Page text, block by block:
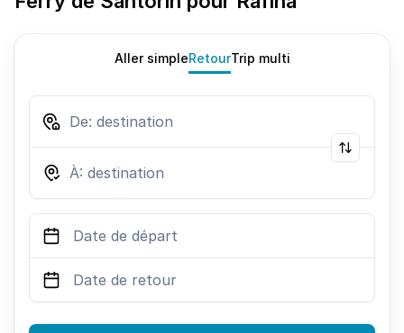
Aller simpleRetourTrip multi